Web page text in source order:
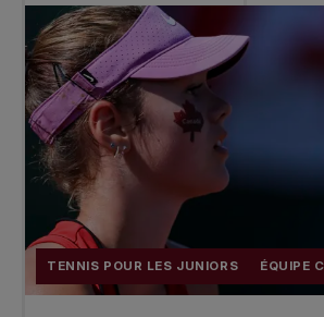
TENNIS POUR LES JUNIORS ÉQUIPE